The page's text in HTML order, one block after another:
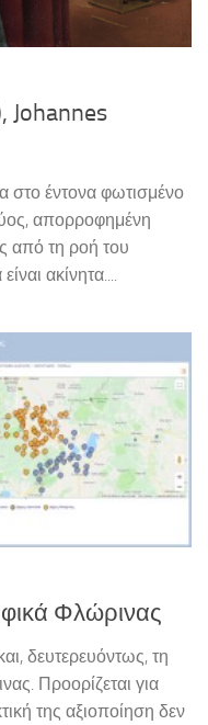
Johannes
στο έντονα φωτισμένο
απορροφημένη
από τη ροή του
ακίνητα....
Φλώρινας
δευτερευόντως, τη
Προορίζεται για
της αξιοποίηση δεν